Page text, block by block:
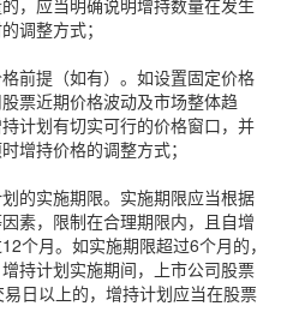
，应当明确说明增持数量在发生
调整方式；
格前提（如有）。如设置固定价格
票近期价格波动及市场整体趋
计划有切实可行的价格窗口，并
增持价格的调整方式；
划的实施期限。实施期限应当根据
素，限制在合理期限内，且自增
个月。如实施期限超过6个月的，
持计划实施期间，上市公司股票
日以上的，增持计划应当在股票